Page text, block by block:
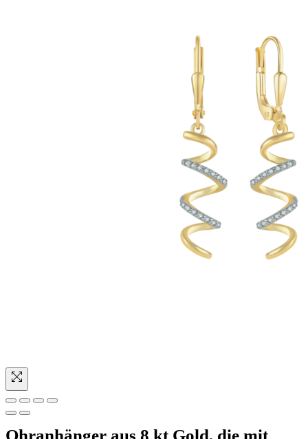
Ohranhänger aus 8 kt Gold, die mit